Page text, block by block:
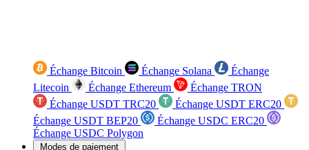
Échange Bitcoin Échange Solana
Échange
Litecoin
Échange Ethereum
Échange TRON
Échange USDT TRC20
Échange USDT ERC20
Échange USDT BEP20
Échange USDC ERC20
Échange USDC Polygon
Modes de paiement